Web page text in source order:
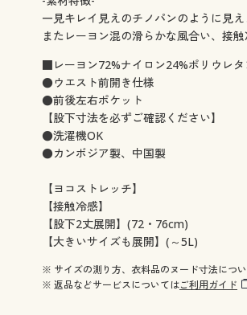
一見キレイ見えのチノパンのように見
またレーヨン混の滑らかな風合い、接
■レーヨン72%ナイロン24%ポリウレ
●ウエスト前開き仕様
●前後左右ポケット
【股下寸法を必ずご確認ください】
●洗濯機OK
●カンボジア製、中国製
【ヨコストレッチ】
【接触冷感】
【股下2丈展開】(72・76cm)
【大きいサイズも展開】(～5L)
※ サイズの測り方、衣料品のヌード寸法につ
※ 返品などサービスについてはご利用ガイド